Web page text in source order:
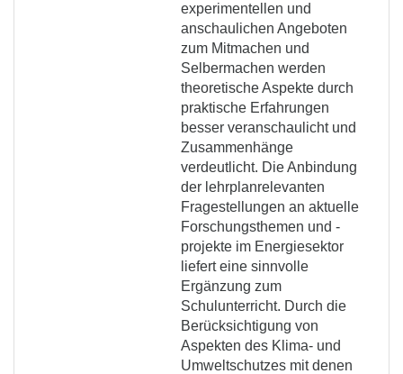
experimentellen und
anschaulichen Angeboten
zum Mitmachen und
Selbermachen werden
theoretische Aspekte durch
praktische Erfahrungen
besser veranschaulicht und
Zusammenhänge
verdeutlicht. Die Anbindung
der lehrplanrelevanten
Fragestellungen an aktuelle
Forschungsthemen und -
projekte im Energiesektor
liefert eine sinnvolle
Ergänzung zum
Schulunterricht. Durch die
Berücksichtigung von
Aspekten des Klima- und
Umweltschutzes mit denen